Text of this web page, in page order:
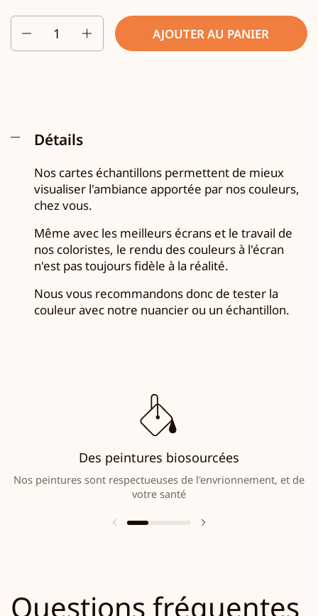
AJOUTER AU PANIER
Détails
Nos cartes échantillons permettent de mieux
visualiser l'ambiance apportée par nos couleurs,
chez vous.
Même avec les meilleurs écrans et le travail de
nos coloristes, le rendu des couleurs à l'écran
n'est pas toujours fidèle à la réalité.
Nous vous recommandons donc de tester la
couleur avec notre nuancier ou un échantillon.
Des peintures biosourcées
Nos peintures sont respectueuses de l'envrionnement, et de
votre santé
Questions fréquentes